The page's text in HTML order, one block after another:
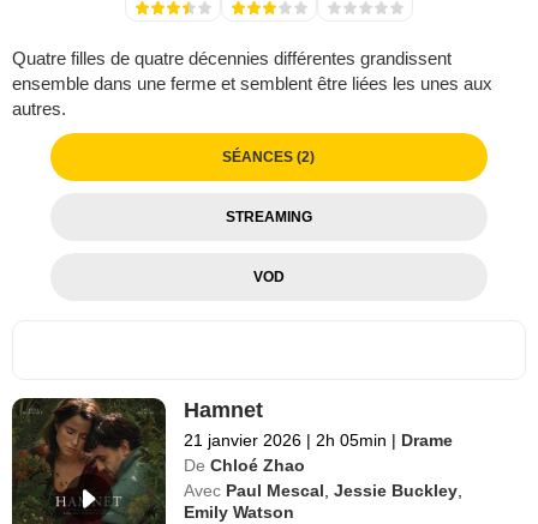
Quatre filles de quatre décennies différentes grandissent
ensemble dans une ferme et semblent être liées les unes aux
autres.
SÉANCES (2)
STREAMING
VOD
Hamnet
21 janvier 2026 | 2h 05min | Drame
De Chloé Zhao
Avec Paul Mescal ,Jessie Buckley
Emily Watson